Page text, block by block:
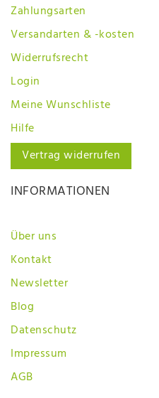
Zahlungsarten
Versandarten & -kosten
Widerrufsrecht
Login
Meine Wunschliste
Hilfe
Vertrag widerrufen
INFORMATIONEN
Über uns
Kontakt
Newsletter
Blog
Datenschutz
Impressum
AGB